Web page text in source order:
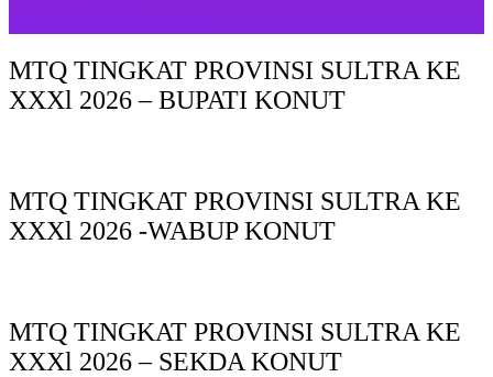
MTQ TINGKAT PROVINSI SULTRA KE
XXXl 2026 – BUPATI KONUT
MTQ TINGKAT PROVINSI SULTRA KE
XXXl 2026 -WABUP KONUT
MTQ TINGKAT PROVINSI SULTRA KE
XXXl 2026 – SEKDA KONUT